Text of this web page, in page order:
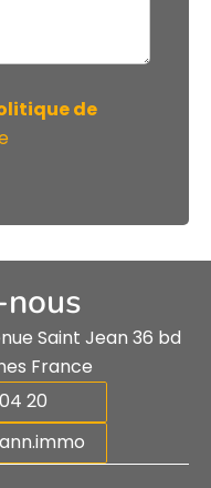
de
Saint Jean 36 bd
France
20